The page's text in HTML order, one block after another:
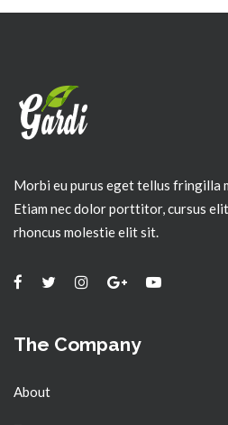
Morbi eu purus eget tellus fringilla
Etiam nec dolor porttitor, cursus
rhoncus molestie elit sit.
The Company
About